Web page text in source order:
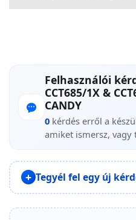
Felhasználói
CCT685/1X &
CANDY
0 kérdés erről a
amiket ismersz, vagy
Tegyél fel egy új